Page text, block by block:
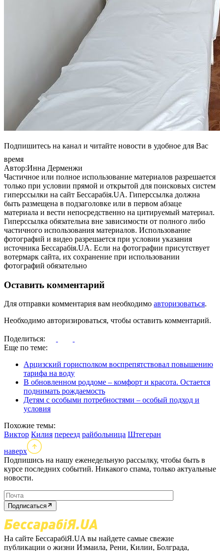
Подпишитесь на канал и читайте новости в удобное для Вас
время
Автор:Инна Дерменжи
Частичное или полное использование материалов разрешается
только при условии прямой и открытой для поисковых систем
гиперссылки на сайт Бессарабія.UA. Гиперссылка должна
быть размещена в подзаголовке или в первом абзаце
материала и вести непосредственно на цитируемый материал.
Гиперссылка обязательна вне зависимости от полного либо
частичного использования материалов. Использование
фотографий и видео разрешается при условии указания
источника Бессарабія.UA. Если на фотографии присутствует
вотермарк сайта, их сохранение при использовании
фотографий обязательно
Оставить комментарий
Для отправки комментария вам необходимо авторизоваться.
Необходимо авторизироваться, чтобы оставить комментарий.
Поделиться:
Еще по теме:
Арцизский горисполком воспрепятствовал повышению
тарифа на воду
В обновленном роддоме – комфорт и красота. Остается
поднимать рождаемость
Детям с особыми потребностями – особый подход и
условия
Похожие темы:
Виктор Килия переезд райбольница Штегеран
наверх
Подпишись на нашу еженедельную рассылку, чтобы быть в
курсе последних событий. Никакого спама, только актуальные
новости.
Подписаться
На сайте БессарабіЯ.UA вы найдете самые свежие
публикации о жизни Измаила, Рени, Килии, Болграда,